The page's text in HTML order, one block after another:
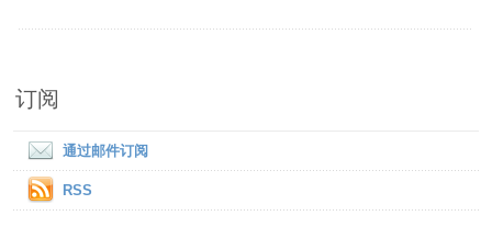
订阅
通过邮件订阅
RSS